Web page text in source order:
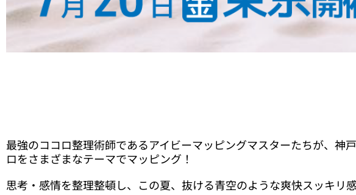
最強のココロ整理術師であるアイビーマッピングマスターたちが、神
ロをさまざまなテーマでマッピング！
思考・感情を整理整頓し、この夏、抜ける青空のような爽快スッキリ